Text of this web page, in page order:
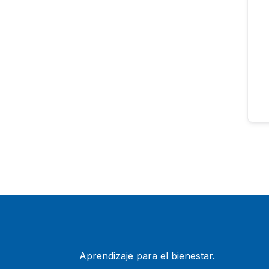
Aprendizaje para el bienestar.